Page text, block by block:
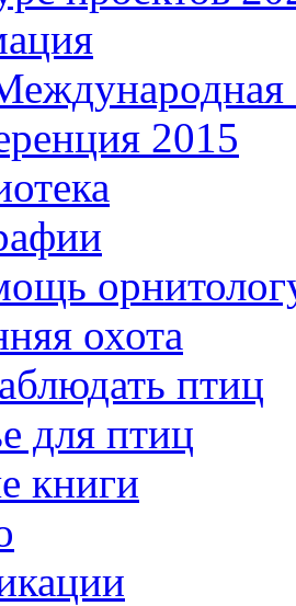
2015
охота
птиц
для птиц
книги